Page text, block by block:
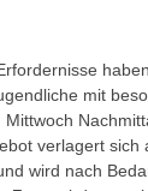
mit
verlagert sich
wird nach